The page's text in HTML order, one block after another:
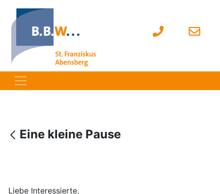
Eine kleine Pause
Liebe Interessierte,